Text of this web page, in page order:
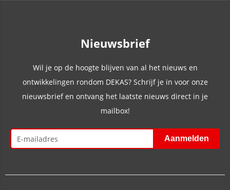
Nieuwsbrief
Wil je op de hoogte blijven van al het nieuws en
ontwikkelingen rondom DEKAS? Schrijf je in voor onze
nieuwsbrief en ontvang het laatste nieuws direct in je
mailbox!